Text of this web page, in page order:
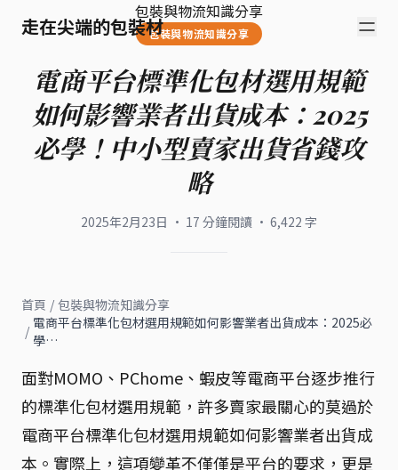
走在尖端的包裝材
包裝與物流知識分享
包裝與物流知識分享
電商平台標準化包材選用規範
如何影響業者出貨成本：2025
必學！中小型賣家出貨省錢攻
略
2025年2月23日 · 17 分鐘閱讀 · 6,422 字
首頁 / 包裝與物流知識分享
/ 電商平台標準化包材選用規範如何影響業者出貨成本：2025必
學…
面對MOMO、PChome、蝦皮等電商平台逐步推行
的標準化包材選用規範，許多賣家最關心的莫過於
電商平台標準化包材選用規範如何影響業者出貨成
本。實際上，這項變革不僅僅是平台的要求，更是